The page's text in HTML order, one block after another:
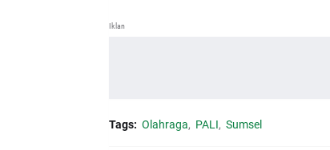
Iklan
Tags: Olahraga PALI Sumsel